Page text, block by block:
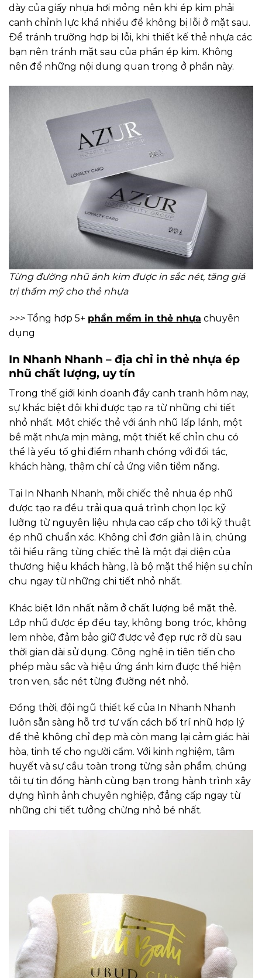
dày của giấy nhựa hơi mỏng nên khi ép kim phải
canh chỉnh lực khá nhiều để không bị lỗi ở mặt sau.
Để tránh trường hợp bị lỗi, khi thiết kế thẻ nhựa các
bạn nên tránh mặt sau của phần ép kim. Không
nên để những nội dung quan trọng ở phần này.
Từng đường nhũ ánh kim được in sắc nét, tăng giá
trị thẩm mỹ cho thẻ nhựa
>>> Tổng hợp 5+ phần mềm in thẻ nhựa chuyên
dụng
In Nhanh Nhanh – địa chỉ in thẻ nhựa ép
nhũ chất lượng, uy tín
Trong thế giới kinh doanh đầy cạnh tranh hôm nay,
sự khác biệt đôi khi được tạo ra từ những chi tiết
nhỏ nhất. Một chiếc thẻ với ánh nhũ lấp lánh, một
bề mặt nhựa mịn màng, một thiết kế chỉn chu có
thể là yếu tố ghi điểm nhanh chóng với đối tác,
khách hàng, thậm chí cả ứng viên tiềm năng.
Tại In Nhanh Nhanh, mỗi chiếc thẻ nhựa ép nhũ
được tạo ra đều trải qua quá trình chọn lọc kỹ
lưỡng từ nguyên liệu nhựa cao cấp cho tới kỹ thuật
ép nhũ chuẩn xác. Không chỉ đơn giản là in, chúng
tôi hiểu rằng từng chiếc thẻ là một đại diện của
thương hiệu khách hàng, là bộ mặt thể hiện sự chỉn
chu ngay từ những chi tiết nhỏ nhất.
Khác biệt lớn nhất nằm ở chất lượng bề mặt thẻ.
Lớp nhũ được ép đều tay, không bong tróc, không
lem nhòe, đảm bảo giữ được vẻ đẹp rực rỡ dù sau
thời gian dài sử dụng. Công nghệ in tiên tiến cho
phép màu sắc và hiệu ứng ánh kim được thể hiện
trọn vẹn, sắc nét từng đường nét nhỏ.
Đồng thời, đội ngũ thiết kế của In Nhanh Nhanh
luôn sẵn sàng hỗ trợ tư vấn cách bố trí nhũ hợp lý
để thẻ không chỉ đẹp mà còn mang lại cảm giác hài
hòa, tinh tế cho người cầm. Với kinh nghiệm, tâm
huyết và sự cầu toàn trong từng sản phẩm, chúng
tôi tự tin đồng hành cùng bạn trong hành trình xây
dựng hình ảnh chuyên nghiệp, đẳng cấp ngay từ
những chi tiết tưởng chừng nhỏ bé nhất.